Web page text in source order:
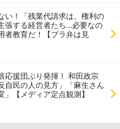
い！「残業代請求は、権利の
張する経営者たち...必要なの
者教育だ！【ブラ弁は見
応援団ぶり発揮！ 和田政宗
自民の人の見方」「麻生さん
」【メディア定点観測】